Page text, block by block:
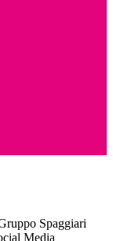
Spaggiari
Media